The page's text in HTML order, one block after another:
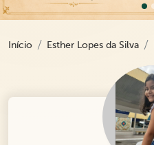
Início Esther Lopes da Silva